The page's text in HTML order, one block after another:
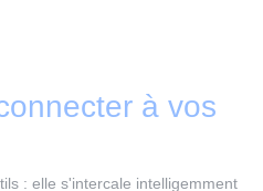
à vos
: elle s'intercale intelligemment